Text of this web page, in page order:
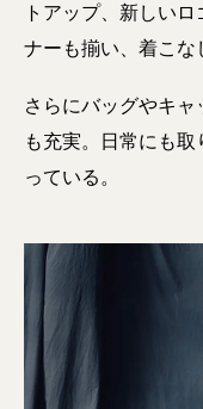
トアップ、新しい
ナーも揃い、着こな
さらにバッグやキ
も充実。日常にも
っている。